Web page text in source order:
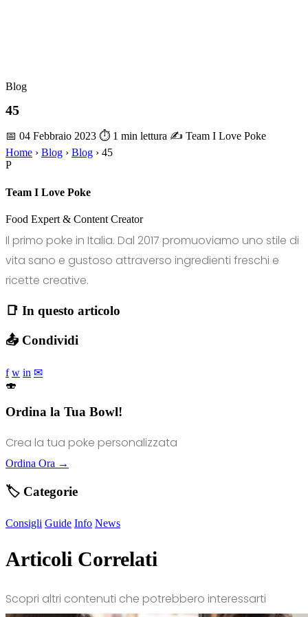
Blog
45
📅 04 Febbraio 2023 ⏱ 1 min lettura ✍️ Team I Love Poke
Home › Blog › Blog › 45
P
Team I Love Poke
Food Expert & Content Creator
Il primo poke in Italia. Dal 2017 promuoviamo uno stile di
vita sano e gustoso attraverso ingredienti freschi e
ricette creative.
📑 In questo articolo
📤 Condividi
f w in ✉
🍣
Ordina la Tua Bowl!
Crea la tua poke personalizzata
Ordina Ora →
🏷️ Categorie
Consigli Guide Info News
Articoli Correlati
Scopri altri contenuti che potrebbero interessarti